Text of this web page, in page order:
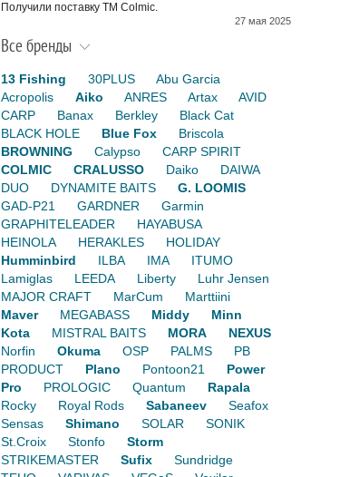
Получили поставку ТМ Colmic.
27 мая 2025
Все бренды
13 Fishing 30PLUS
Abu Garcia
Acropolis
Aiko ANRES Artax
AVID
CARP
Banax Berkley
Black Cat
BLACK HOLE
Blue Fox
Briscola
BROWNING
Calypso
CARP SPIRIT
COLMIC
CRALUSSO Daiko
DAIWA
DUO
DYNAMITE BAITS
G. LOOMIS
GAD-P21
GARDNER
Garmin
GRAPHITELEADER
HAYABUSA
HEINOLA
HERAKLES
HOLIDAY
Humminbird
ILBA IMA
ITUMO
Lamiglas
LEEDA Liberty
Luhr Jensen
MAJOR CRAFT
MarCum
Marttiini
Maver
MEGABASS Middy
Minn
Kota
MISTRAL BAITS MORA
NEXUS
Norfin
Okuma OSP PALMS
PB
PRODUCT
Plano Pontoon21
Power
Pro
PROLOGIC Quantum
Rapala
Rocky
Royal Rods Sabaneev
Seafox
Sensas
Shimano SOLAR
SONIK
St.Croix
Stonfo
Storm
STRIKEMASTER
Sufix
Sundridge